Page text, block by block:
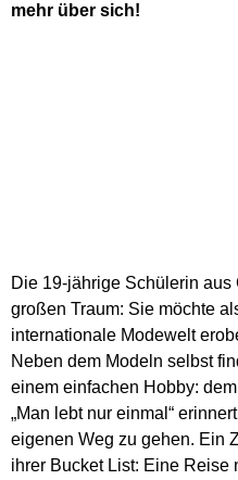
mehr über sich!
Die 19-jährige Schülerin aus
großen Traum: Sie möchte
internationale Modewelt
Neben dem Modeln selbst
einem einfachen Hobby:
„Man lebt nur einmal“
eigenen Weg zu gehen. Ein
ihrer Bucket List: Eine